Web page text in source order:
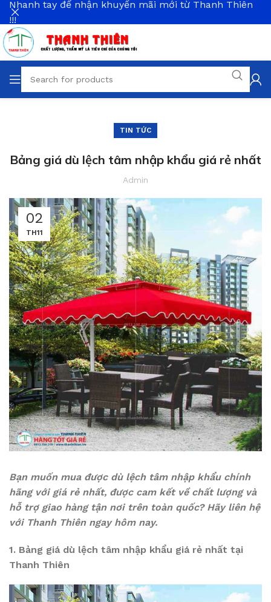
TIN TỨC
Bảng giá dù lệch tâm nhập khẩu giá rẻ nhất
Admin
02
TH11
Bạn muốn mua được dù lệch tâm nhập khẩu chính
hãng với giá rẻ nhất, được cam kết về chất lượng và
hỗ trợ giao hàng tận nơi trên toàn quốc? Hãy liên hệ
với Thanh Thiên ngay hôm nay.
1. Bảng giá dù lệch tâm nhập khẩu giá rẻ nhất tại
Thanh Thiên
Nhanh tay để nhận khuyến mãi mới từ Thanh Thiên
!!!